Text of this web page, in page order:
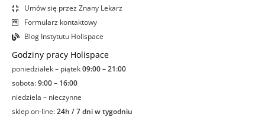
Umów się przez Znany Lekarz
Formularz kontaktowy
Blog Instytutu Holispace
Godziny pracy Holispace
poniedziałek – piątek09:00 – 21:00
sobota:9:00 – 16:00
niedziela – nieczynne
sklep on-line:24h / 7 dni w tygodniu